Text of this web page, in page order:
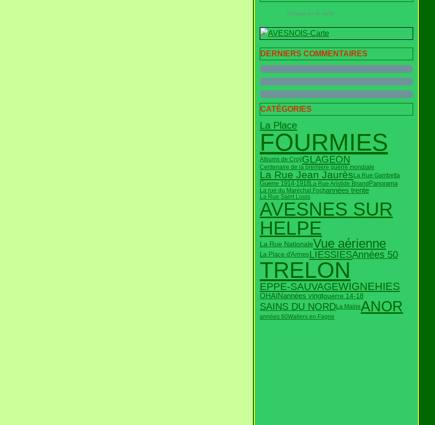
(Cliquer sur la carte)
DERNIERS COMMENTAIRES
CATÉGORIES
La Place
FOURMIES
Albums de CroÿGLAGEON
Centenaire de la première guerre mondiale
La Rue Jean JaurèsLa Rue Gambetta
Guerre 1914-1918La Rue Aristide Briand Panorama
La rue du Maréchal Fochannées trente
La Rue Saint Louis
AVESNES SUR
HELPE
La Rue NationaleVue aérienne
La Place d'ArmesLIESSIESAnnées 50
TRELON
EPPE-SAUVAGEWIGNEHIES
OHAINannées vingtguerre 14-18
SAINS DU NORDLa MairieANOR
années 60Wallers en Fagne